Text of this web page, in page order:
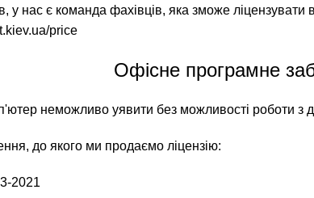
у нас є команда фахівців, яка зможе
price
Офісне програмне
неможливо уявити без можливості роботи з
до якого ми продаємо ліцензію:
2021